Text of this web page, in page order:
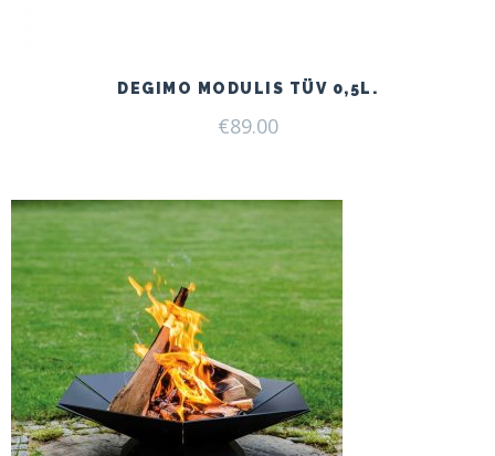
DEGIMO MODULIS TÜV 0,5L.
€89.00